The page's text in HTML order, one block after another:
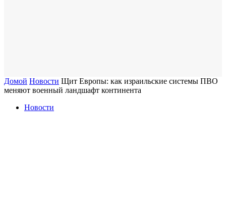
Домой Новости Щит Европы: как израильские системы ПВО
меняют военный ландшафт континента
Новости